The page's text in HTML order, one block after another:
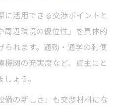
に活用できる交渉ポイントと
周辺環境の優位性」を具体的
られます。通勤・通学の利便
機関の充実度など、買主にと
ょう。
備の新しさ」も交渉材料にな